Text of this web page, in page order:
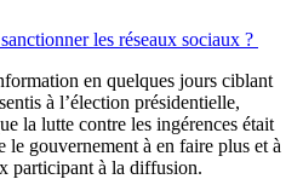
les réseaux sociaux ?
en quelques jours ciblant
à l’élection présidentielle,
la lutte contre les ingérences était
gouvernement à en faire plus et à
participant à la diffusion.